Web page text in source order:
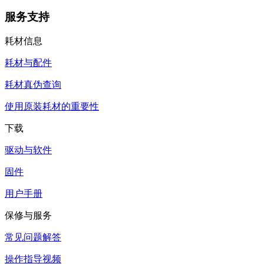
服务支持
耗材信息
耗材与配件
耗材真伪查询
使用原装耗材的重要性
下载
驱动与软件
固件
用户手册
保修与服务
常见问题解答
操作指导视频